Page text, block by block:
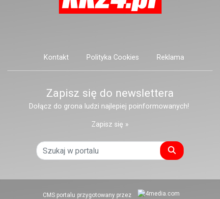
Kontakt Polityka Cookies Reklama
Zapisz się do newslettera
Dołącz do grona ludzi najlepiej poinformowanych!
Zapisz się »
Szukaj
CMS portalu przygotowany przez